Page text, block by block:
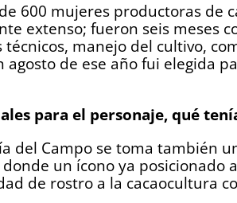
600 mujeres productoras de
extenso; fueron seis meses
manejo del cultivo,
agosto de ese año fui elegida
para el personaje, qué
del Campo se toma también
donde un ícono ya posicionado
de rostro a la cacaocultura